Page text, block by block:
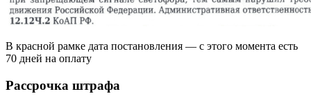
В красной рамке дата постановления — с этого момента есть
70 дней на оплату
Рассрочка штрафа